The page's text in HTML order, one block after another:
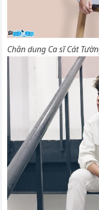
Chân dung Ca sĩ Cát